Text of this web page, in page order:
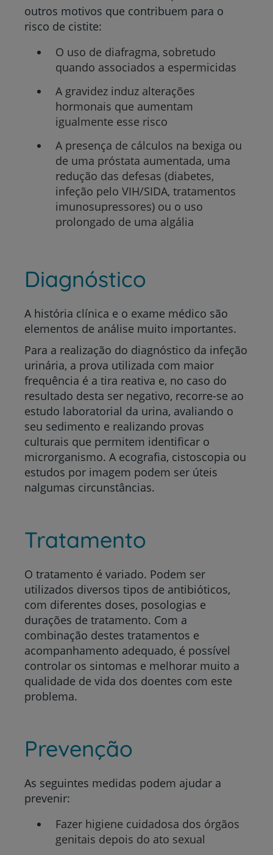
outros motivos que contribuem para o
risco de cistite:
O uso de diafragma, sobretudo
quando associados a espermicidas
A gravidez induz alterações
hormonais que aumentam
igualmente esse risco
A presença de cálculos na bexiga ou
de uma próstata aumentada, uma
redução das defesas (diabetes,
infeção pelo VIH/SIDA, tratamentos
imunosupressores) ou o uso
prolongado de uma algália
Diagnóstico
A história clínica e o exame médico são
elementos de análise muito importantes.
Para a realização do diagnóstico da infeção
urinária, a prova utilizada com maior
frequência é a tira reativa e, no caso do
resultado desta ser negativo, recorre-se ao
estudo laboratorial da urina, avaliando o
seu sedimento e realizando provas
culturais que permitem identificar o
microrganismo. A ecografia, cistoscopia ou
estudos por imagem podem ser úteis
nalgumas circunstâncias.
Tratamento
O tratamento é variado. Podem ser
utilizados diversos tipos de antibióticos,
com diferentes doses, posologias e
durações de tratamento. Com a
combinação destes tratamentos e
acompanhamento adequado, é possível
controlar os sintomas e melhorar muito a
qualidade de vida dos doentes com este
problema.
Prevenção
As seguintes medidas podem ajudar a
prevenir:
Fazer higiene cuidadosa dos órgãos
genitais depois do ato sexual